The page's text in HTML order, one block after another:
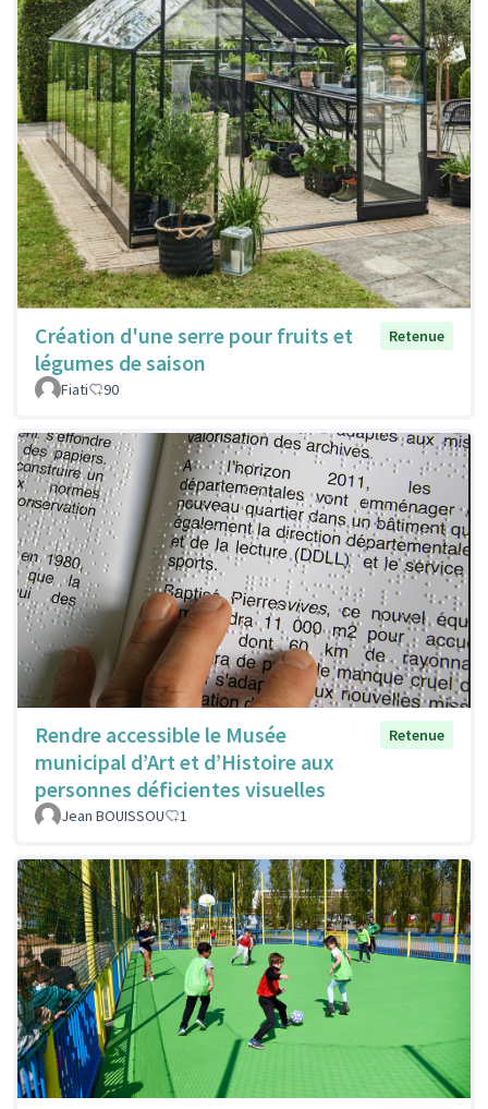
Création d'une serre pour fruits et
légumes de saison
Retenue
Fiati 90
Rendre accessible le Musée
municipal d’Art et d’Histoire aux
personnes déficientes visuelles
Retenue
Jean BOUISSOU 1